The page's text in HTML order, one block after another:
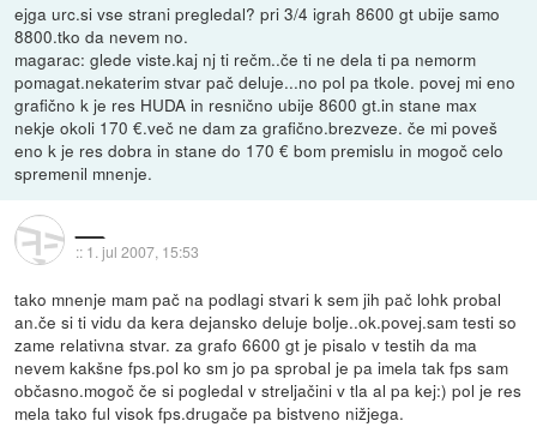
ejga urc.si vse strani pregledal? pri 3/4 igrah 8600 gt ubije samo
8800.tko da nevem no.
magarac: glede viste.kaj nj ti rečm..če ti ne dela ti pa nemorm
pomagat.nekaterim stvar pač deluje...no pol pa tkole. povej mi eno
grafično k je res HUDA in resnično ubije 8600 gt.in stane max
nekje okoli 170 €.več ne dam za grafično.brezveze. če mi poveš
eno k je res dobra in stane do 170 € bom premislu in mogoč celo
spremenil mnenje.
:: 1. jul 2007, 15:53
tako mnenje mam pač na podlagi stvari k sem jih pač lohk probal
an.če si ti vidu da kera dejansko deluje bolje..ok.povej.sam testi so
zame relativna stvar. za grafo 6600 gt je pisalo v testih da ma
nevem kakšne fps.pol ko sm jo pa sprobal je pa imela tak fps sam
občasno.mogoč če si pogledal v streljačini v tla al pa kej:) pol je res
mela tako ful visok fps.drugače pa bistveno nižjega.